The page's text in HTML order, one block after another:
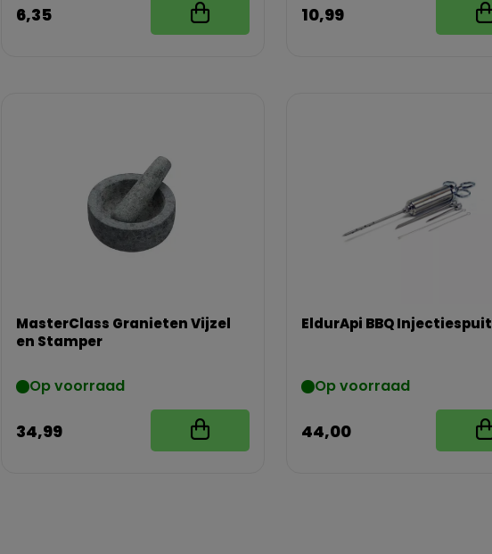
6,35 10,99
MasterClass Granieten Vijzel
en Stamper
Op voorraad
34,99
EldurApi BBQ Injectiespuit
Op voorraad
44,00